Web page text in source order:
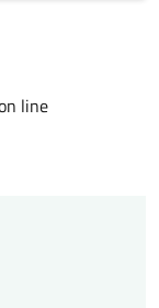
line